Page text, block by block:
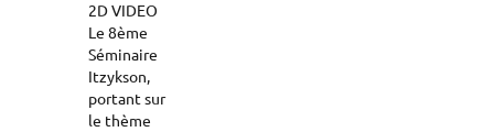
2D VIDEO
Le 8ème
Séminaire
Itzykson,
portant sur
le thème